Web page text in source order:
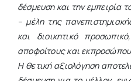
δέσμευση και την εμπειρία
– μέλη της
και διοικητικό
αποφοίτους και
Η θετική αξιολόγηση